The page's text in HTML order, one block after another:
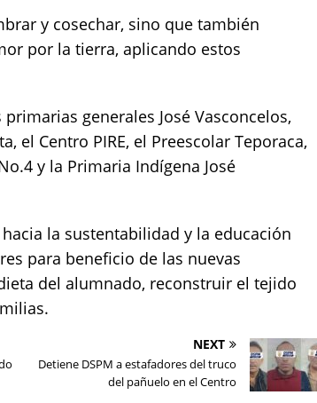
y cosechar, sino que también
por la tierra, aplicando estos
generales José Vasconcelos,
el Centro PIRE, el Preescolar Teporaca,
y la Primaria Indígena José
la sustentabilidad y la educación
para beneficio de las nuevas
del alumnado, reconstruir el tejido
NEXT
Detiene DSPM a estafadores del truco
del pañuelo en el Centro